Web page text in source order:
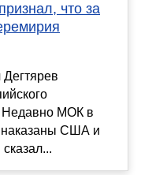
что за
МОК в
наказаны США и